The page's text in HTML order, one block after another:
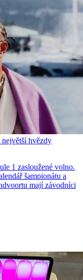
největší hvězdy
1 zasloužené volno.
šampionátu a
mají závodníci